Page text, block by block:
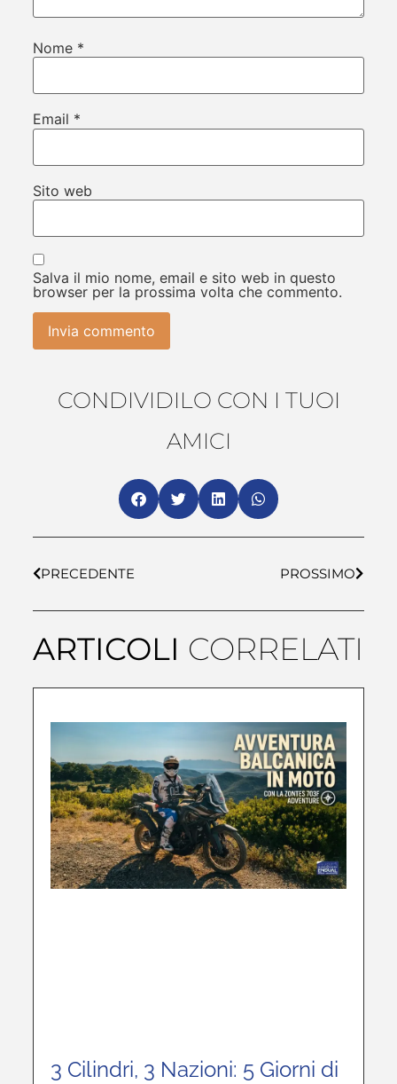
Nome *
Email *
Sito web
Salva il mio nome, email e sito web in questo
browser per la prossima volta che commento.
CONDIVIDILO CON I TUOI
AMICI
PRECEDENTE PROSSIMO
ARTICOLI CORRELATI
3 Cilindri, 3 Nazioni: 5 Giorni di